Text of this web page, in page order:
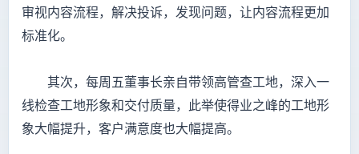
审视内容流程，解决投诉，发现问题，让内容流程更加
标准化。
其次，每周五董事长亲自带领高管查工地，深入一
线检查工地形象和交付质量，此举使得业之峰的工地形
象大幅提升，客户满意度也大幅提高。